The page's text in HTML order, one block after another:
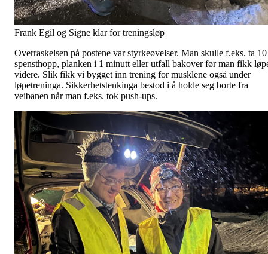
Frank Egil og Signe klar for treningsløp
Overraskelsen på postene var styrkeøvelser. Man skulle f.eks. ta 10
spensthopp, planken i 1 minutt eller utfall bakover før man fikk
videre. Slik fikk vi bygget inn trening for musklene også under
løpetreninga. Sikkerhetstenkinga bestod i å holde seg borte fra
veibanen når man f.eks. tok push-ups.